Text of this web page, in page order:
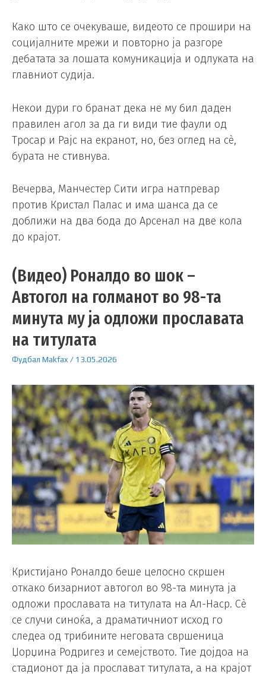
Како што се очекуваше, видеото се прошири на
социјалните мрежи и повторно ја разгоре
дебатата за лошата комуникација и одлуката на
главниот судија.
Некои дури го бранат дека не му бил даден
правилен агол за да ги види тие фаули од
Тросар и Рајс на екранот, но, без оглед на сè,
бурата не стивнува.
Вечерва, Манчестер Сити игра натпревар
против Кристал Палас и има шанса да се
доближи на два бода до Арсенал на две кола
до крајот.
(Видео) Роналдо во шок –
Автогол на голманот во 98-та
минута му ја одложи прославата
на титулата
Фудбал Makfax/ 13.05.2026
Кристијано Роналдо беше целосно скршен
откако бизарниот автогол во 98-та минута ја
одложи прославата на титулата на Ал-Наср. Сè
се случи синоќа, а драматичниот исход го
следеа од трибините неговата свршеница
Џорџина Родригез и семејството. Тие дојдоа на
стадионот да ја прослават титулата, а на крајот